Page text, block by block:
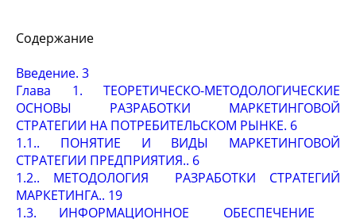
Содержание
Введение. 3
Глава 1. ТЕОРЕТИЧЕСКО-МЕТОДОЛОГИЧЕСКИЕ
ОСНОВЫ РАЗРАБОТКИ МАРКЕТИНГОВОЙ
СТРАТЕГИИ НА ПОТРЕБИТЕЛЬСКОМ РЫНКЕ. 6
1.1.. ПОНЯТИЕ И ВИДЫ МАРКЕТИНГОВОЙ
СТРАТЕГИИ ПРЕДПРИЯТИЯ.. 6
1.2.. МЕТОДОЛОГИЯ РАЗРАБОТКИ СТРАТЕГИЙ
МАРКЕТИНГА.. 19
1.3. ИНФОРМАЦИОННОЕ ОБЕСПЕЧЕНИЕ